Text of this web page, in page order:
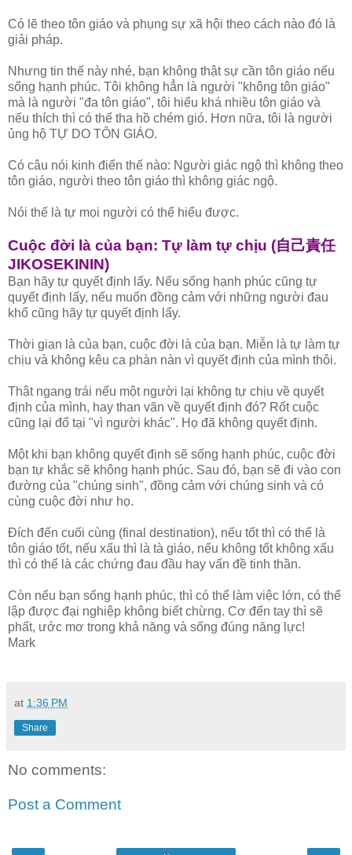
Có lẽ theo tôn giáo và phụng sự xã hội theo cách nào đó là
giải pháp.
Nhưng tin thế này nhé, bạn không thật sự cần tôn giáo nếu
sống hạnh phúc. Tôi không hẳn là người "không tôn giáo"
mà là người "đa tôn giáo", tôi hiểu khá nhiều tôn giáo và
nếu thích thì có thể tha hồ chém gió. Hơn nữa, tôi là người
ủng hộ TỰ DO TÔN GIÁO.
Có câu nói kinh điển thế nào: Người giác ngộ thì không theo
tôn giáo, người theo tôn giáo thì không giác ngộ.
Nói thế là tự mọi người có thể hiểu được.
Cuộc đời là của bạn: Tự làm tự chịu (自己責任
JIKOSEKININ)
Bạn hãy tự quyết định lấy. Nếu sống hạnh phúc cũng tự
quyết định lấy, nếu muốn đồng cảm với những người đau
khổ cũng hãy tự quyết định lấy.
Thời gian là của bạn, cuộc đời là của bạn. Miễn là tự làm tự
chịu và không kêu ca phàn nàn vì quyết định của mình thôi.
Thật ngang trái nếu một người lại không tự chịu về quyết
định của mình, hay than vãn về quyết định đó? Rốt cuộc
cũng lại đổ tại "vì người khác". Họ đã không quyết định.
Một khi bạn không quyết định sẽ sống hạnh phúc, cuộc đời
bạn tự khắc sẽ không hạnh phúc. Sau đó, bạn sẽ đi vào con
đường của "chúng sinh", đồng cảm với chúng sinh và có
cùng cuộc đời như họ.
Đích đến cuối cùng (final destination), nếu tốt thì có thể là
tôn giáo tốt, nếu xấu thì là tà giáo, nếu không tốt không xấu
thì có thể là các chứng đau đầu hay vấn đề tinh thần.
Còn nếu bạn sống hạnh phúc, thì có thể làm việc lớn, có thể
lập được đại nghiệp không biết chừng. Cơ đến tay thì sẽ
phất, ước mơ trong khả năng và sống đúng năng lực!
Mark
at 1:36 PM
Share
No comments:
Post a Comment